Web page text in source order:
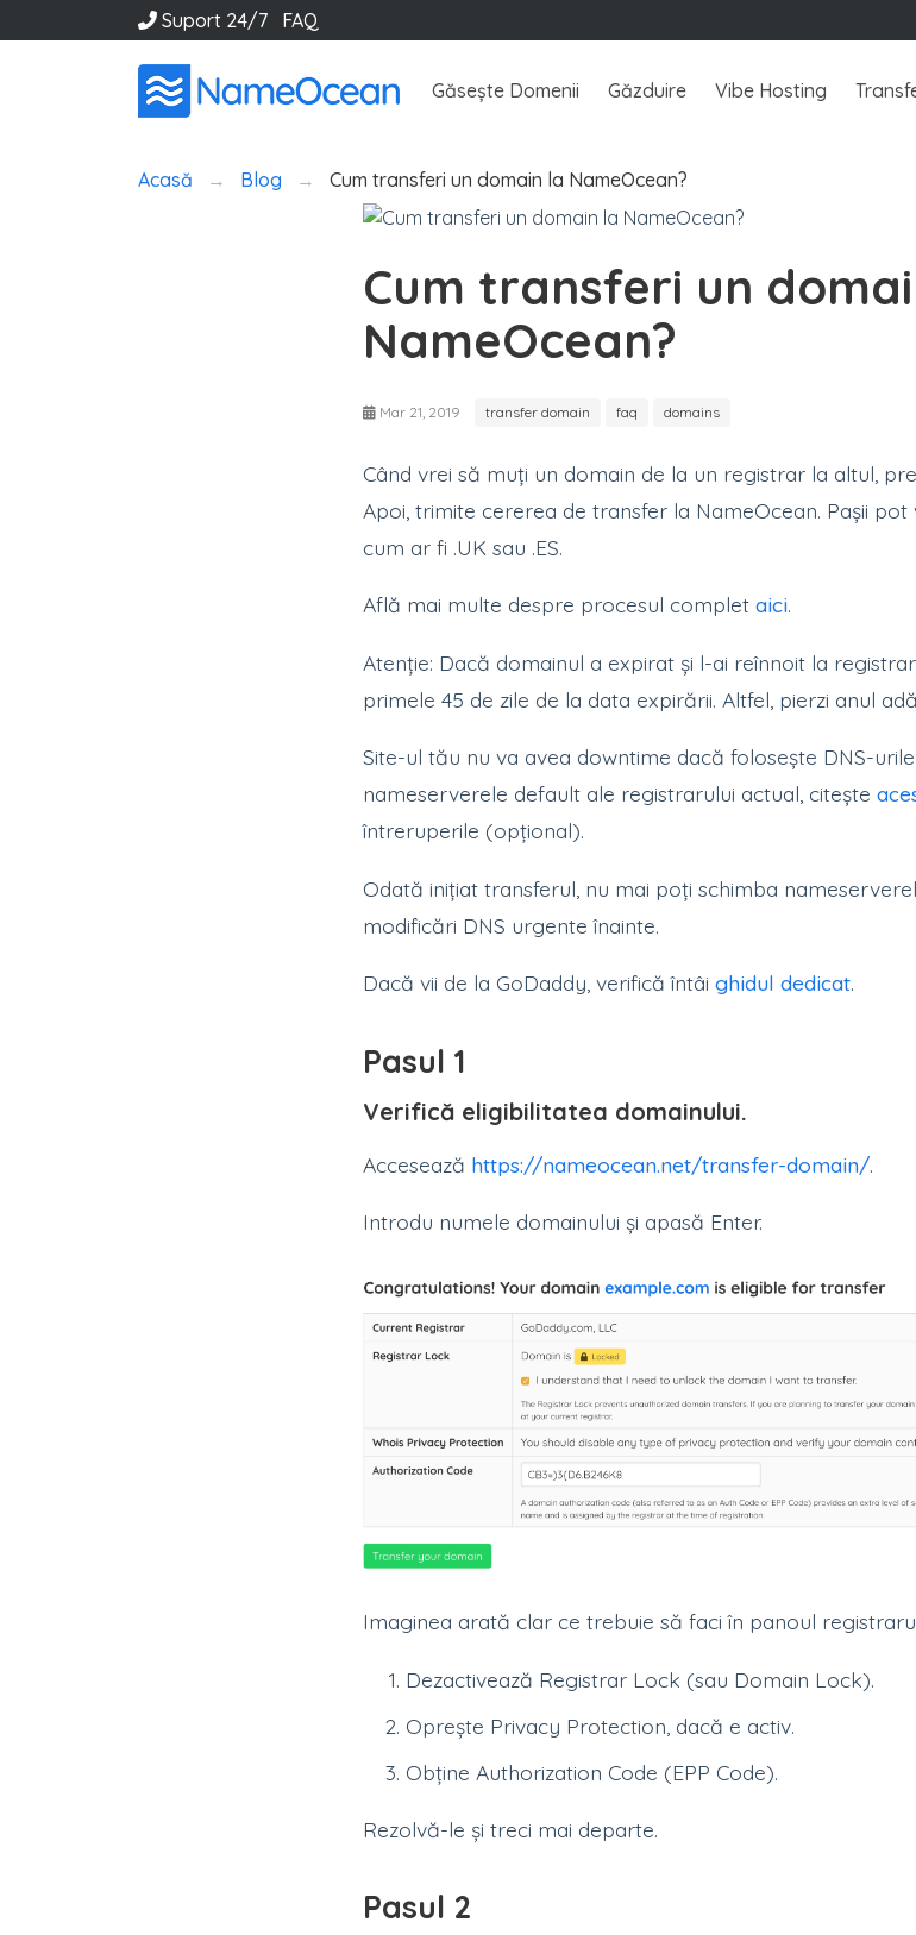
Suport 24/7 FAQ
Găsește Domenii Găzduire Vibe Hosting
Acasă Blog Cum transferi un domain la NameOcean?
Cum transferi un
NameOcean?
Mar 21, 2019 transfer domain faq domains
Când vrei să muți un domain de la un registrar la altul,
Apoi, trimite cererea de transfer la NameOcean. Pașii pot
cum ar fi .UK sau .ES.
Află mai multe despre procesul completaici.
Atenție: Dacă domainul a expirat și l-ai reînnoit la
primele 45 de zile de la data expirării. Altfel, pierzi anul
Site-ul tău nu va avea downtime dacă folosește DNS-
nameserverele default ale registrarului actual, citește
întreruperile (opțional).
Odată inițiat transferul, nu mai poți schimba
modificări DNS urgente înainte.
Dacă vii de la GoDaddy, verifică întâighidul dedicat.
Pasul 1
Verifică eligibilitatea domainului.
Accesează https://nameocean.net/transfer-domain/.
Introdu numele domainului și apasă Enter.
Imaginea arată clar ce trebuie să faci în panoul
Dezactivează Registrar Lock (sau Domain Lock).
Oprește Privacy Protection, dacă e activ.
Obține Authorization Code (EPP Code).
Rezolvă-le și treci mai departe.
Pasul 2